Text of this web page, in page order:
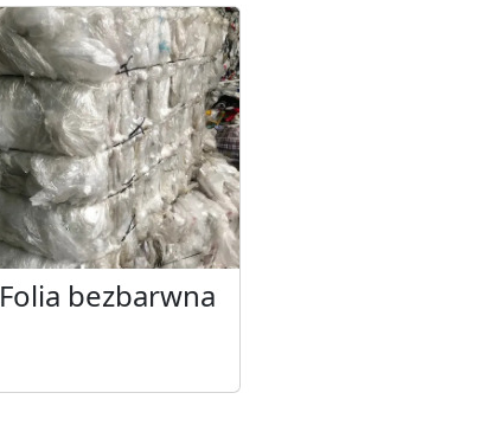
Folia bezbarwna